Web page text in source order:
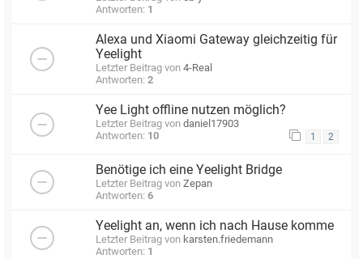
Antworten: 1
Alexa und Xiaomi Gateway gleichzeitig für
Yeelight
Letzter Beitrag von 4-Real
Antworten: 2
Yee Light offline nutzen möglich?
Letzter Beitrag von daniel17903
Antworten: 10 1 2
Benötige ich eine Yeelight Bridge
Letzter Beitrag von Zepan
Antworten: 6
Yeelight an, wenn ich nach Hause komme
Letzter Beitrag von karsten.friedemann
Antworten: 1